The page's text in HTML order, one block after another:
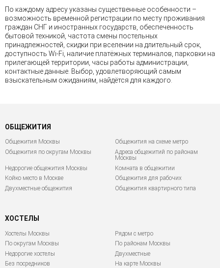
По каждому адресу указаны существенные особенности –
возможность временной регистрации по месту проживания
граждан СНГ и иностранных государств, обеспеченность
бытовой техникой, частота смены постельных
принадлежностей, скидки при вселении на длительный срок,
доступность Wi-Fi, наличие платёжных терминалов, парковки на
прилегающей территории, часы работы администрации,
контактные данные. Выбор, удовлетворяющий самым
взыскательным ожиданиям, найдётся для каждого.
ОБЩЕЖИТИЯ
Общежития Москвы
Общежития на схеме метро
Общежития по округам Москвы
Адреса общежитий по районам
Москвы
Недорогие общежития Москвы
Комната в общежитии
Койко место в Москве
Общежития для рабочих
Двухместные общежития
Общежития квартирного типа
ХОСТЕЛЫ
Хостелы Москвы
По округам Москвы
Недорогие хостелы
Без посредников
Рядом с метро
По районам Москвы
Двухместные
На карте Москвы